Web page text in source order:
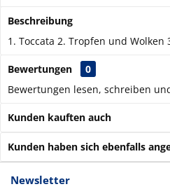
Beschreibung
1. Toccata 2. Tropfen und Wolken
Bewertungen
0
Bewertungen lesen, schreiben
Kunden kauften auch
Kunden haben sich ebenfalls
Newsletter